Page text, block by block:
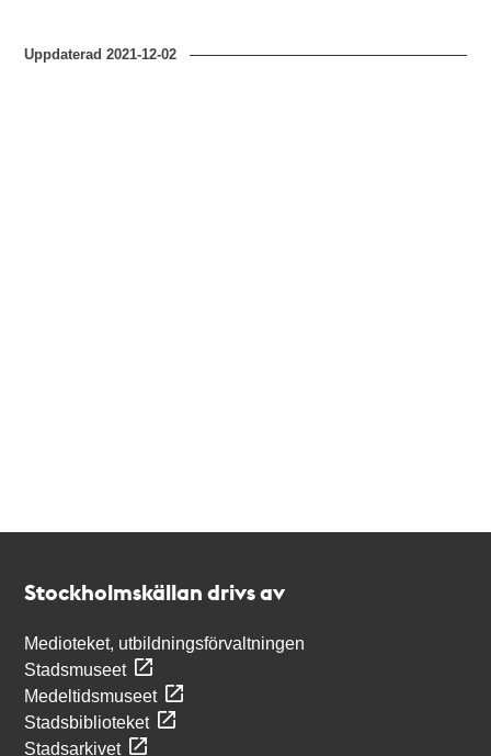
Uppdaterad2021-12-02
Stockholmskällan drivs av
Medioteket, utbildningsförvaltningen
Stadsmuseet
Medeltidsmuseet
Stadsbiblioteket
Stadsarkivet